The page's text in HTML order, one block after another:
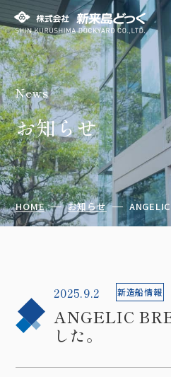
株式会社 新来島どっく
News
お知らせ
HOME お知らせ
2025.9.2 新造船情報
ANGELIC
した。